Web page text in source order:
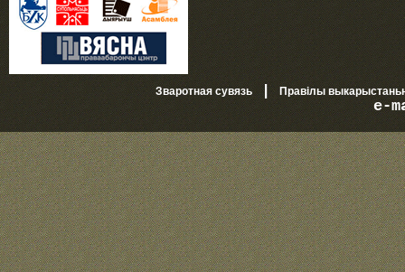
Зваротная сувязь|Правілы
e-